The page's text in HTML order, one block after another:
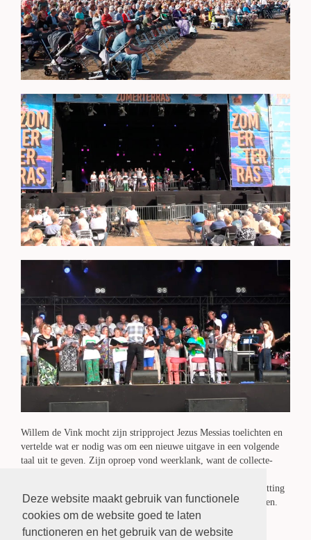
Deze website maakt gebruik van functionele
cookies om de website goed te laten
functioneren en het gebruik van de website
Willem de Vink mocht zijn stripproject Jezus Messias toelichten en
vertelde wat er nodig was om een nieuwe uitgave in een volgende
taal uit te geven. Zijn oproep vond weerklank, want de collecte-
schrijven van dit artikel nog niet bekend, maar het is naar schatting
zeker meer dan tweeduizend euro. Met dank aan alle aanwezigen.
Het Kerkterras is weer terug!